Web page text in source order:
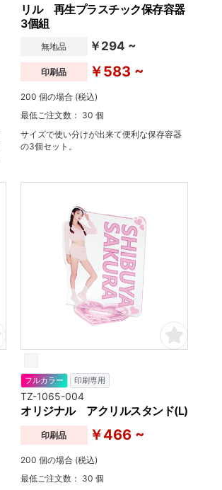
リル 再生プラスチック保存容器
3個組
無地品 ￥294 ~
印刷品 ￥583 ~
200 個の場合 (税込)
最低ご注文数： 30 個
サイズで使い分けが出来て便利な保存容器
の3個セット。
フルカラー 印刷専用
TZ-1065-004
オリジナル アクリルスタンド(L)
印刷品 ￥466 ~
200 個の場合 (税込)
最低ご注文数： 30 個